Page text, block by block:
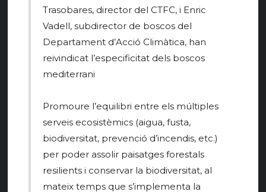
Trasobares, director del CTFC, i Enric
Vadell, subdirector de boscos del
Departament d’Acció Climàtica, han
reivindicat l’especificitat dels boscos
mediterrani
Promoure l’equilibri entre els múltiples
serveis ecosistèmics (aigua, fusta,
biodiversitat, prevenció d’incendis, etc.)
per poder assolir paisatges forestals
resilients i conservar la biodiversitat, al
mateix temps que s’implementa la